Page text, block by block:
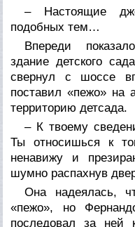
– Настоящие
подобных тем…
Впереди
здание детского
свернул с шоссе
поставил «пежо» на
территорию детсада.
– К твоему
Ты относишься к
ненавижу и
шумно распахнув
Она надеялась,
«пежо», но
последовал за